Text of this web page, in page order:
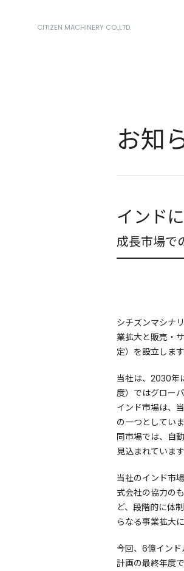
CITIZEN MACHINERY CO.,LTD.
お知
インド
成長市場で
シチズンマシナ
業拡大と販売・
定）を設立します
当社は、2030年
度）ではグロー
インド市場は、
の一つとしていま
同市場では、自
見込まれています
当社のインド市
式会社の協力の
ど、段階的に体
らなる事業拡大
今回、6億インド
計画の最終年度